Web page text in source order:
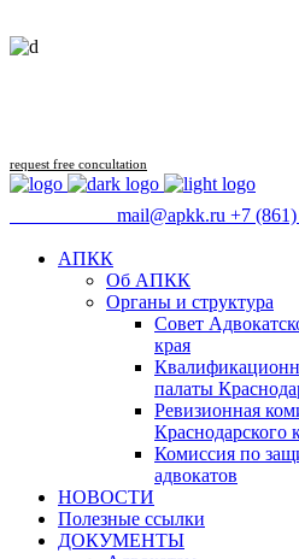
request free concultation
mail@apkk.ru +7
АПКК
Об АПКК
Органы и структура
Совет
края
палаты
Ревизионная
Краснодарского
Комиссия по
адвокатов
НОВОСТИ
Полезные ссылки
ДОКУМЕНТЫ